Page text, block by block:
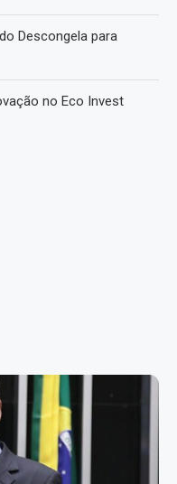
Descongela para
no Eco Invest